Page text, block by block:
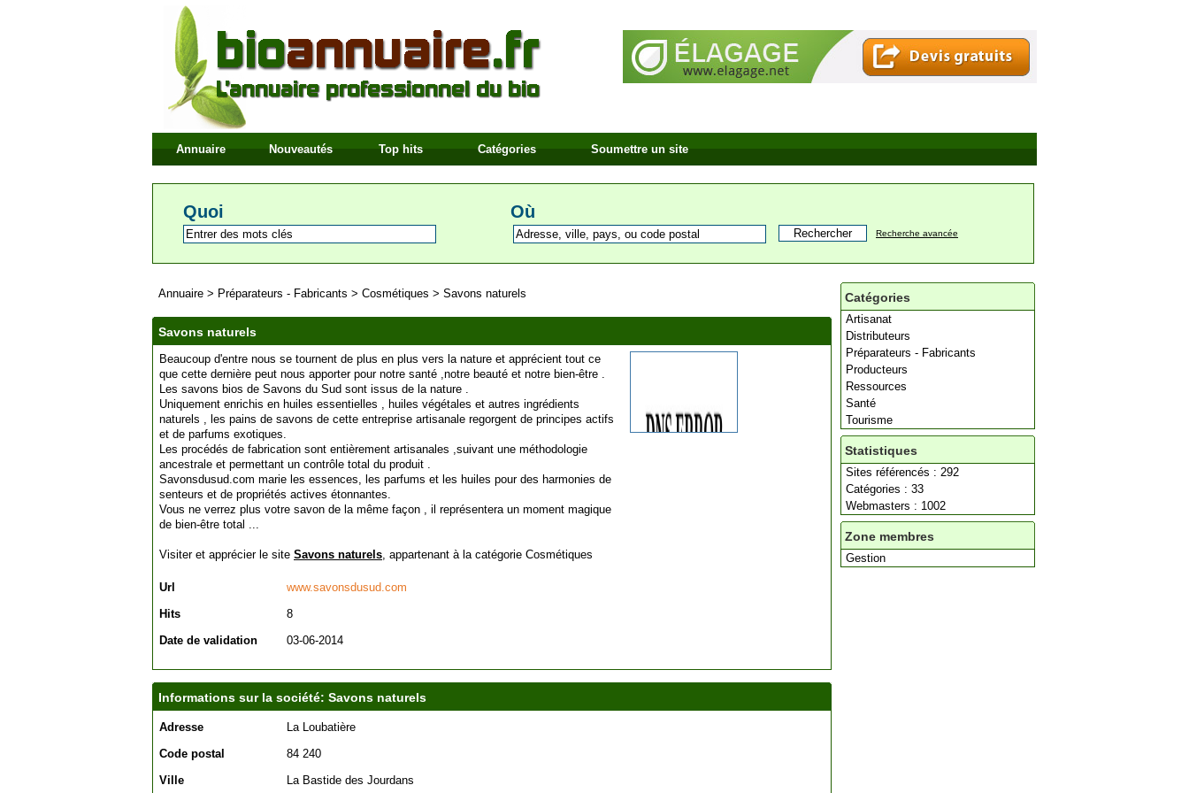
Annuaire Nouveautés Top hits Catégories Soumettre un site
Quoi Où
Recherche avancée
Catégories
Artisanat
Distributeurs
Préparateurs - Fabricants
Producteurs
Ressources
Santé
Tourisme
Statistiques
Sites référencés : 292
Catégories : 33
Webmasters : 1002
Zone membres
Gestion
Annuaire > Préparateurs - Fabricants > Cosmétiques > Savons naturels
Savons naturels
Beaucoup d'entre nous se tournent de plus en plus vers la nature et apprécient tout ce
que cette dernière peut nous apporter pour notre santé ,notre beauté et notre bien-être .
Les savons bios de Savons du Sud sont issus de la nature .
Uniquement enrichis en huiles essentielles , huiles végétales et autres ingrédients
naturels , les pains de savons de cette entreprise artisanale regorgent de principes actifs
et de parfums exotiques.
Les procédés de fabrication sont entièrement artisanales ,suivant une méthodologie
ancestrale et permettant un contrôle total du produit .
Savonsdusud.com marie les essences, les parfums et les huiles pour des harmonies de
senteurs et de propriétés actives étonnantes.
Vous ne verrez plus votre savon de la même façon , il représentera un moment magique
de bien-être total ...
Visiter et apprécier le site Savons naturels, appartenant à la catégorie Cosmétiques
Url
www.savonsdusud.com
Hits
8
Date de validation
03-06-2014
Informations sur la société: Savons naturels
Adresse
La Loubatière
Code postal
84 240
Ville
La Bastide des Jourdans